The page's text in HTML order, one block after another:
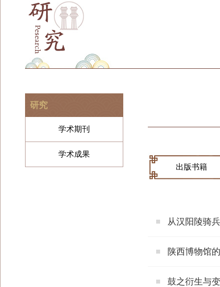
研究
学术期刊
学术成果
出版书籍
从汉阳陵骑
陕西博物馆
鼓之衍生与